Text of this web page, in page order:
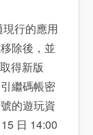
行的應用
除後，並
得新版
繼碼帳密
的遊玩資
日 14:00